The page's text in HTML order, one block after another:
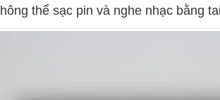
thể sạc pin và nghe nhạc bằng